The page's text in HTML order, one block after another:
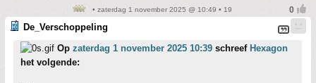
• zaterdag 1 november 2025 @ 10:49 • 19
De_Verschoppeling
Op zaterdag 1 november 2025 10:39 schreef Hexagon
het volgende: